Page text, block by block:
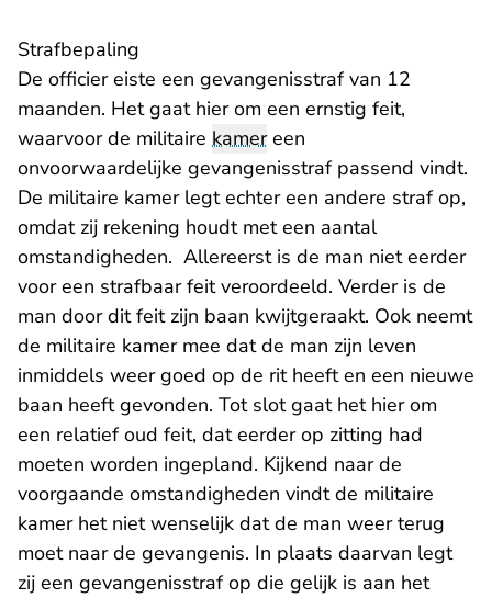
Strafbepaling
De officier eiste een gevangenisstraf van 12
maanden. Het gaat hier om een ernstig feit,
waarvoor de militaire kamereen
onvoorwaardelijke gevangenisstraf passend vindt.
De militaire kamer legt echter een andere straf op,
omdat zij rekening houdt met een aantal
omstandigheden. Allereerst is de man niet eerder
voor een strafbaar feit veroordeeld. Verder is de
man door dit feit zijn baan kwijtgeraakt. Ook neemt
de militaire kamer mee dat de man zijn leven
inmiddels weer goed op de rit heeft en een nieuwe
baan heeft gevonden. Tot slot gaat het hier om
een relatief oud feit, dat eerder op zitting had
moeten worden ingepland. Kijkend naar de
voorgaande omstandigheden vindt de militaire
kamer het niet wenselijk dat de man weer terug
moet naar de gevangenis. In plaats daarvan legt
zij een gevangenisstraf op die gelijk is aan het